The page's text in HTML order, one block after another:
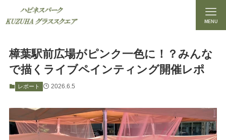
MENU
樟葉駅前広場がピンク一色に！？みんな
で描くライブペインティング開催レポ
レポート 2026.6.5